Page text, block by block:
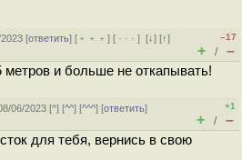
[ответить] [ ﹢﹢﹢] [ · · ·][↓] [↑]
–17
+ / –
метров и больше не откапывать!
06/2023 [^] [^^] [^^^] [ответить]
+1
+ / –
для тебя, вернись в свою